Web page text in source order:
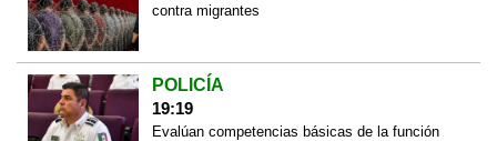
contra migrantes
POLICÍA
19:19
Evalúan competencias básicas de la función